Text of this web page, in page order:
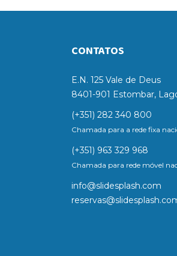
CONTATOS
E.N. 125 Vale de Deus
8401-901 Estombar,
(+351) 282 340 800
Chamada para a rede fixa
(+351) 963 329 968
Chamada para rede móvel
info@slidesplash.com